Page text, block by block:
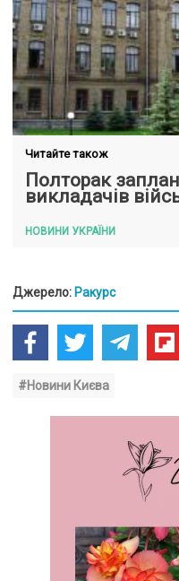
Читайте також
Полторак
викладачів
НОВИНИ УКРАЇНИ
Джерело: Ракурс
#Новини Києва